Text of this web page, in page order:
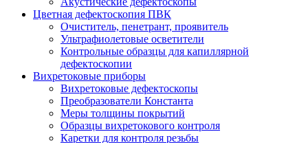
Цветная дефектоскопия ПВК
Очиститель, пенетрант, проявитель
Ультрафиолетовые осветители
Контрольные образцы для капиллярной
дефектоскопии
Вихретоковые приборы
Вихретоковые дефектоскопы
Преобразователи Константа
Меры толщины покрытий
Образцы вихретокового контроля
Каретки для контроля резьбы